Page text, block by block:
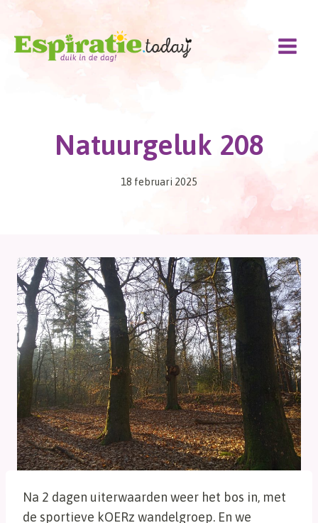
Doorgaan
inhoud
Natuurgeluk 208
18 februari 2025
Na 2 dagen uiterwaarden weer het bos in, met
de sportieve kOERz wandelgroep. En we